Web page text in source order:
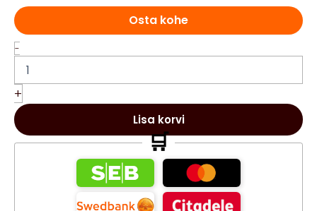
Osta kohe
-
de
Spice
Extreme
Arabic
EDP
100ml
+
Lisa korvi
🛒